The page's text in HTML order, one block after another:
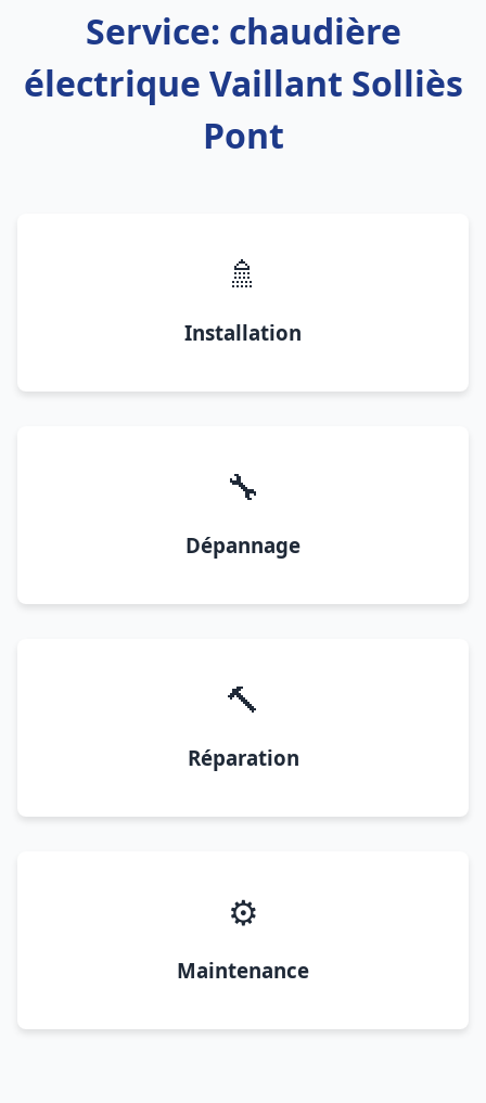
Service: chaudière
électrique Vaillant Solliès
Pont
🚿
Installation
🔧
Dépannage
🔨
Réparation
⚙️
Maintenance